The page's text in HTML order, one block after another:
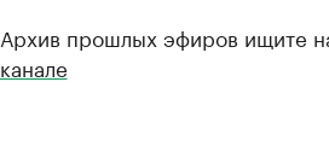
Архив прошлых эфиров ищите
канале